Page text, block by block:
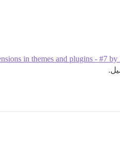
in themes and plugins - #7